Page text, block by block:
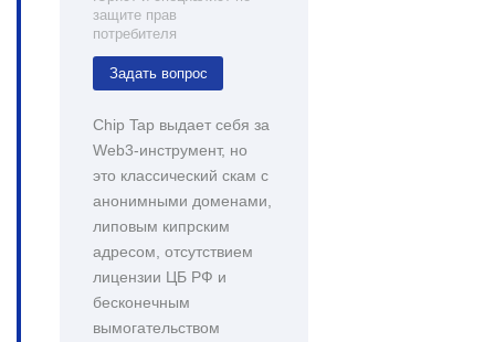
защите прав
потребителя
Задать вопрос
Chip Tap выдает себя за
Web3-инструмент, но
это классический скам с
анонимными доменами,
липовым кипрским
адресом, отсутствием
лицензии ЦБ РФ и
бесконечным
вымогательством